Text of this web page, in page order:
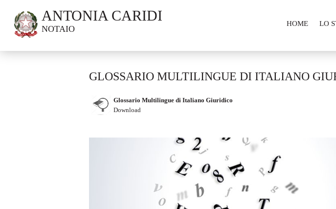
ANTONIA CARIDI
NOTAIO
HOME LO
GLOSSARIO MULTILINGUE DI ITALIANO
Glossario Multilingue di Italiano Giuridico
Download